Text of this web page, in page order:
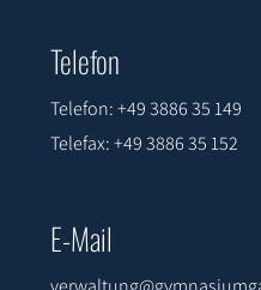
Telefon
Telefax: +49 3886 35 152
E-Mail